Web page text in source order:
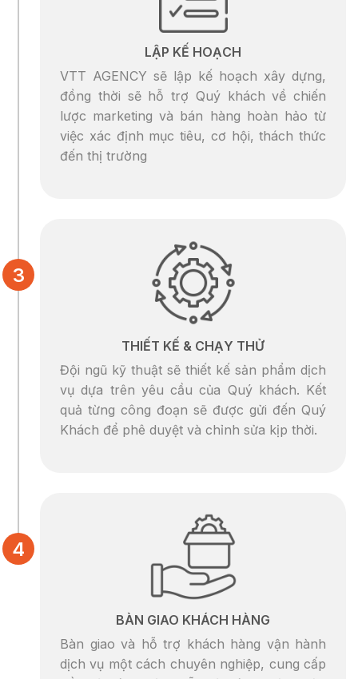
LẬP KẾ HOẠCH
VTT AGENCY sẽ lập kế hoạch xây dựng,
đồng thời sẽ hỗ trợ Quý khách về chiến
lược marketing và bán hàng hoàn hảo từ
việc xác định mục tiêu, cơ hội, thách thức
đến thị trường
THIẾT KẾ & CHẠY THỬ
Đội ngũ kỹ thuật sẽ thiết kế sản phẩm dịch
vụ dựa trên yêu cầu của Quý khách. Kết
quả từng công đoạn sẽ được gửi đến Quý
Khách để phê duyệt và chỉnh sửa kịp thời.
BÀN GIAO KHÁCH HÀNG
Bàn giao và hỗ trợ khách hàng vận hành
dịch vụ một cách chuyên nghiệp, cung cấp